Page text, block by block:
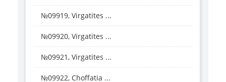
№09919, Virgatites ...
№09920, Virgatites ...
№09921, Virgatites ...
№09922, Choffatia ...